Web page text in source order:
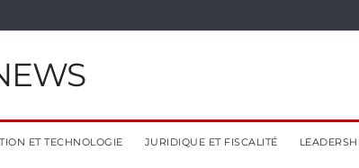
ET TECHNOLOGIE JURIDIQUE ET FISCALITÉ